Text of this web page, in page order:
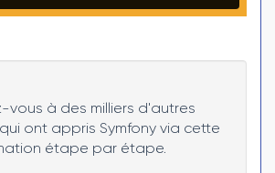
vous à des milliers d'autres
ont appris Symfony via cette
étape par étape.